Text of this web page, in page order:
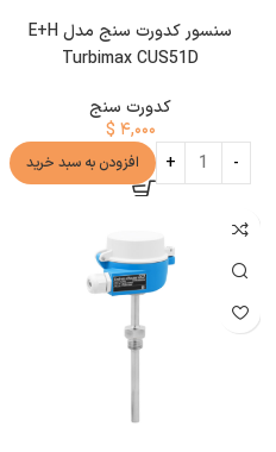
سنسور کدورت سنج مدل E+H
Turbimax CUS51D
کدورت سنج
$ ۴,۰۰۰
افزودن به سبد خرید